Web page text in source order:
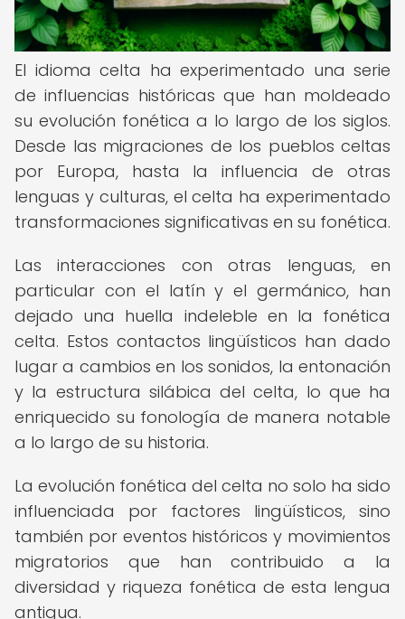
El idioma celta ha experimentado una serie
de influencias históricas que han moldeado
su evolución fonética a lo largo de los siglos.
Desde las migraciones de los pueblos celtas
por Europa, hasta la influencia de otras
lenguas y culturas, el celta ha experimentado
transformaciones significativas en su fonética.
Las interacciones con otras lenguas, en
particular con el latín y el germánico, han
dejado una huella indeleble en la fonética
celta. Estos contactos lingüísticos han dado
lugar a cambios en los sonidos, la entonación
y la estructura silábica del celta, lo que ha
enriquecido su fonología de manera notable
a lo largo de su historia.
La evolución fonética del celta no solo ha sido
influenciada por factores lingüísticos, sino
también por eventos históricos y movimientos
migratorios que han contribuido a la
diversidad y riqueza fonética de esta lengua
antigua.